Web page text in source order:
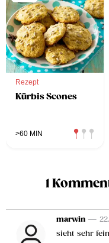
Rezept
Kürbis Scones
>60 MIN
1
marwin —
sieht sehr